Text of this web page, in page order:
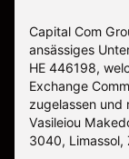
Capital Com
ansässiges
ΗΕ 446198,
Exchange
zugelassen und
Vasileiou
3040, Limassol,